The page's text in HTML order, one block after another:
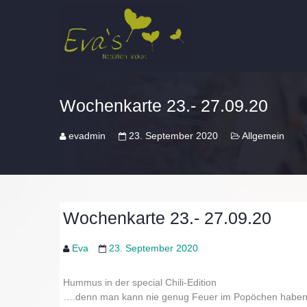
Wochenkarte 23.- 27.09.20
evadmin 23. September 2020 Allgemein
Wochenkarte 23.- 27.09.20
Eva 23. September 2020
Hummus in der special Chili-Edition
….denn man kann nie genug Feuer im Popöchen